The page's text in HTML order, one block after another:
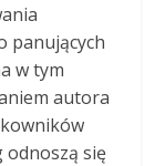
panujących
w tym
autora
się